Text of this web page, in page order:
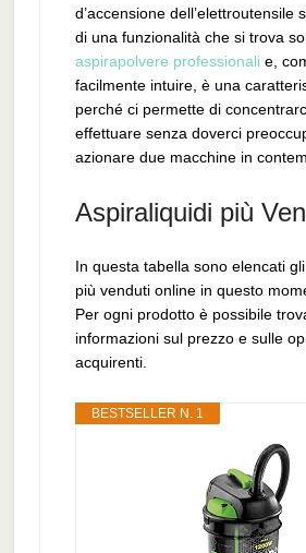
d’accensione dell’elettroutensile
di una funzionalità che si trova
aspirapolvere professionalie,
facilmente intuire, è una
perché ci permette di
effettuare senza doverci
azionare due macchine in
Aspiraliquidi più
In questa tabella sono elencati
più venduti online in questo
Per ogni prodotto è possibile
informazioni sul prezzo e sulle
acquirenti.
BESTSELLER N. 1